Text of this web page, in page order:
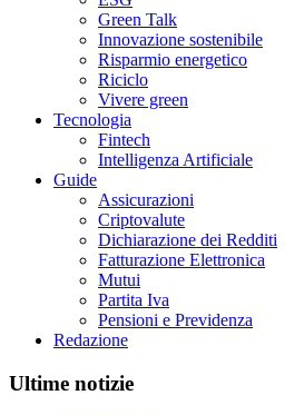
Green Talk
Innovazione sostenibile
Risparmio energetico
Riciclo
Vivere green
Tecnologia
Fintech
Intelligenza Artificiale
Guide
Assicurazioni
Criptovalute
Dichiarazione dei Redditi
Fatturazione Elettronica
Mutui
Partita Iva
Pensioni e Previdenza
Redazione
Ultime notizie